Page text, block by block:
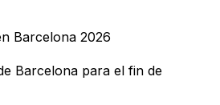
Barcelona 2026
Barcelona para el fin de